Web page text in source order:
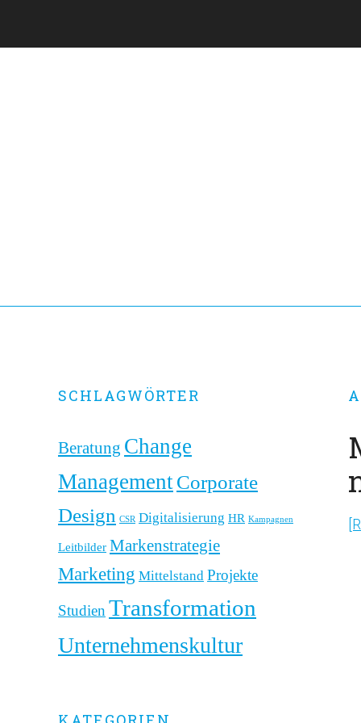
links
Primary
Sidebar
SCHLAGWÖRTER
Beratung Change
ManagementCorporate
Design CSR Digitalisierung HR Kampagnen
Leitbilder Markenstrategie
Marketing Mittelstand Projekte
Studien Transformation
Unternehmenskultur